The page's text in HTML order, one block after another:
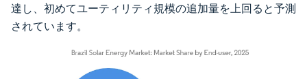
達し、初めてユーティリティ規模の追加量を上回ると予測
されています。